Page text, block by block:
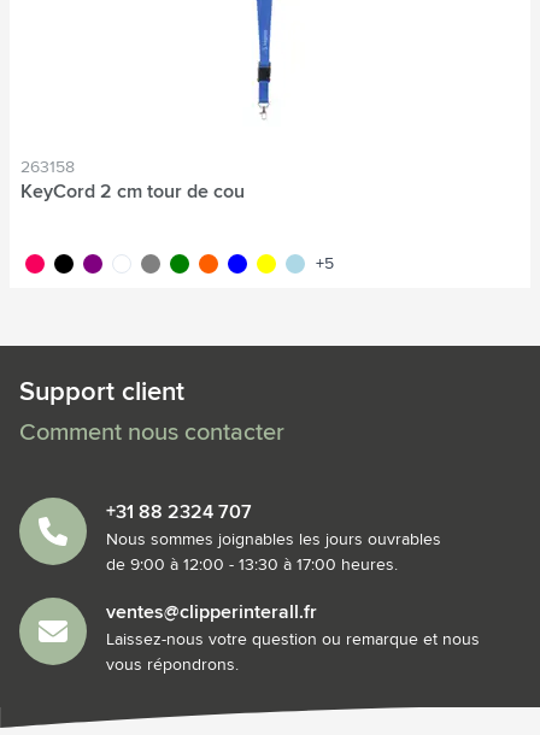
263158
KeyCord 2 cm tour de cou
rose fluo
noir pourpreblancgris vert orange fluo
bleu jaunebleu clair
+5
Support client
Comment nous contacter
+31 88 2324 707
Nous sommes joignables les jours ouvrables
de 9:00 à 12:00 - 13:30 à 17:00 heures.
ventes@clipperinterall.fr
Laissez-nous votre question ou remarque et nous
vous répondrons.